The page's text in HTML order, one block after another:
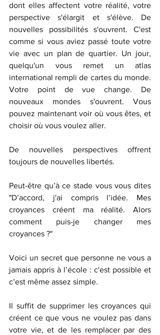
dont elles affectent votre réalité, votre
perspective s'élargit et s'élève. De
nouvelles possibilités s'ouvrent. C'est
comme si vous aviez passé toute votre
vie avec un plan de quartier. Un jour,
quelqu'un vous remet un atlas
international rempli de cartes du monde.
Votre point de vue change. De
nouveaux mondes s'ouvrent. Vous
pouvez maintenant voir où vous êtes, et
choisir où vous voulez aller.
De nouvelles perspectives offrent
toujours de nouvelles libertés.
Peut-être qu’à ce stade vous vous dites
"D’accord, j'ai compris l’idée. Mes
croyances créent ma réalité. Alors
comment puis-je changer mes
croyances ?"
Voici un secret que personne ne vous a
jamais appris à l’école : c'est possible et
c’est même assez simple.
Il suffit de supprimer les croyances qui
créent ce que vous ne voulez pas dans
votre vie, et de les remplacer par des